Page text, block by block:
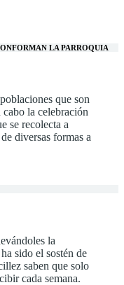
LA PARROQUIA
que son
cabo la celebración
se recolecta a
diversas formas a
la
sido el sostén de
saben que solo
cada semana.